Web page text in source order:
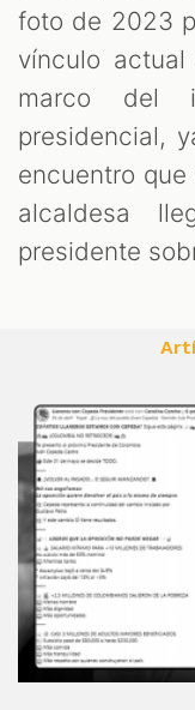
foto de 2023
vínculo
marco del
presidencial,
encuentro
alcaldesa
presidente